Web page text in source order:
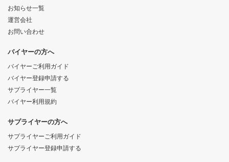
お知らせ一覧
運営会社
お問い合わせ
バイヤーの方へ
バイヤーご利用ガイド
バイヤー登録申請する
サプライヤー一覧
バイヤー利用規約
サプライヤーの方へ
サプライヤーご利用ガイド
サプライヤー登録申請する